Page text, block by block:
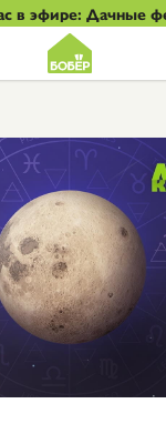
в эфире: Дачные